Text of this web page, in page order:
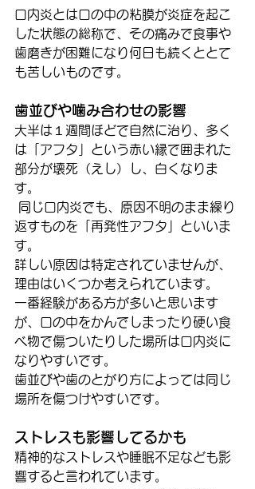
口内炎とは口の中の粘膜が炎症を起こ
した状態の総称で、その痛みで食事や
歯磨きが困難になり何日も続くととて
も苦しいものです。
歯並びや噛み合わせの影響
大半は１週間ほどで自然に治り、多く
は「アフタ」という赤い縁で囲まれた
部分が壊死（えし）し、白くなりま
す。
返すものを「再発性アフタ」といいま
す。
詳しい原因は特定されていませんが、
理由はいくつか考えられています。
一番経験がある方が多いと思います
が、口の中をかんでしまったり硬い食
べ物で傷ついたりした場所は口内炎に
なりやすいです。
歯並びや歯のとがり方によっては同じ
場所を傷つけやすいです。
ストレスも影響してるかも
精神的なストレスや睡眠不足なども影
響すると言われています。